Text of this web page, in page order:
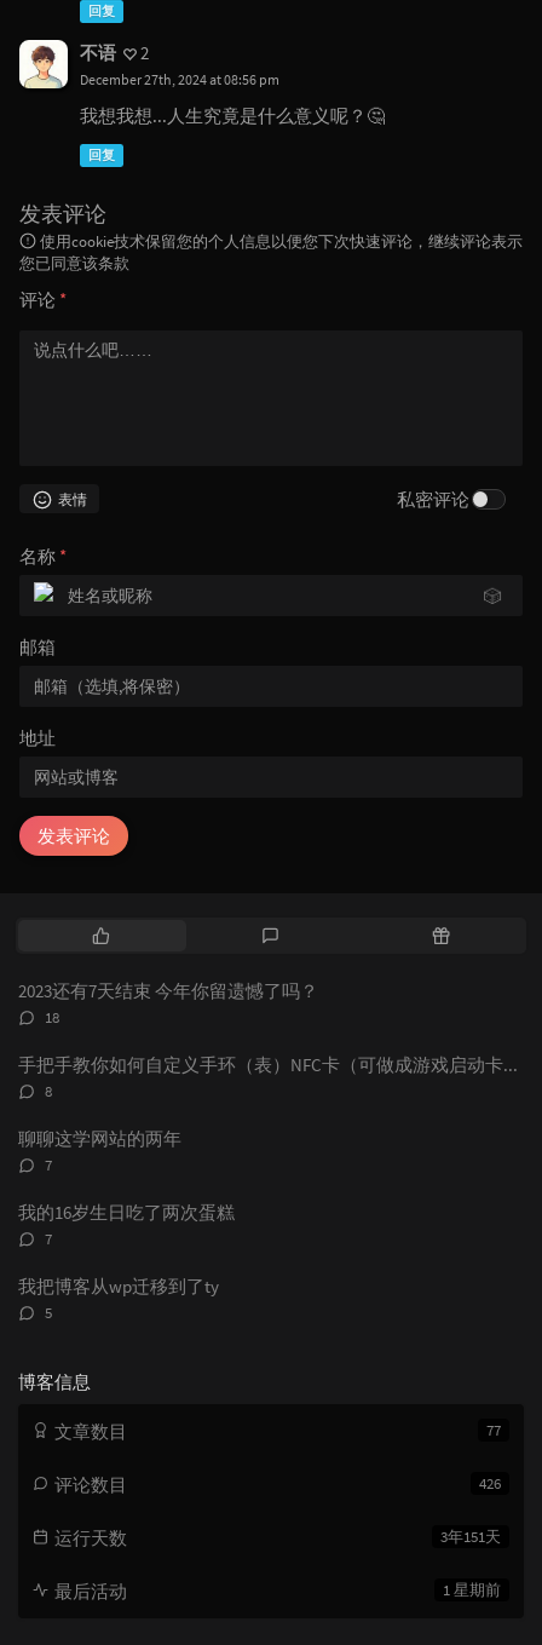
回复
不语 2
December 27th, 2024 at 08:56 pm
我想我想...人生究竟是什么意义呢？🤔
回复
发表评论
使用cookie技术保留您的个人信息以便您下次快速评论，继续评论表示
您已同意该条款
评论 *
表情 私密评论
名称 *
🎲
邮箱
地址
发表评论
热
文
评
随
2023还有7天结束 今年你留遗憾了吗？
评
数：
18
手把手教你如何自定义手环（表）NFC卡（可做成游戏启动卡和电子名片）
评
数：
8
聊聊这学网站的两年
评
数：
7
我的16岁生日吃了两次蛋糕
评
数：
7
我把博客从wp迁移到了ty
评
5
博客信息
77
文章数目
426
评论数目
3年151天
运行天数
1 星期前
最后活动